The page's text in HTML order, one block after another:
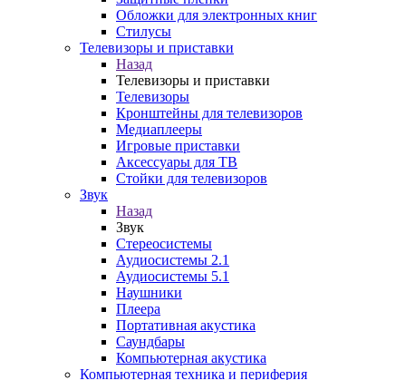
Обложки для электронных книг
Стилусы
Телевизоры и приставки
Назад
Телевизоры и приставки
Телевизоры
Кронштейны для телевизоров
Медиаплееры
Игровые приставки
Аксессуары для ТВ
Стойки для телевизоров
Звук
Назад
Звук
Стереосистемы
Аудиосистемы 2.1
Аудиосистемы 5.1
Наушники
Плеера
Портативная акустика
Саундбары
Компьютерная акустика
Компьютерная техника и периферия